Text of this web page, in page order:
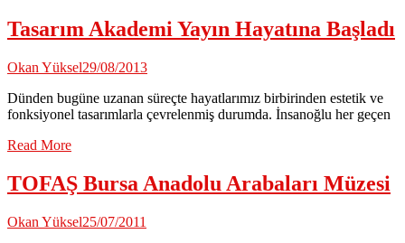
Tasarım Akademi Yayın Hayatına Başladı
Okan Yüksel29/08/2013
Dünden bugüne uzanan süreçte hayatlarımız birbirinden estetik ve
fonksiyonel tasarımlarla çevrelenmiş durumda. İnsanoğlu her geçen
Read More
TOFAŞ Bursa Anadolu Arabaları Müzesi
Okan Yüksel25/07/2011